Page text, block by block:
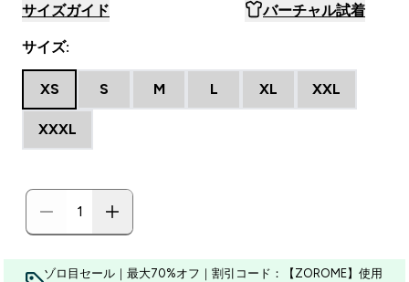
サイズガイド バーチャル試着
サイズ:
XS S M L XL XXL
XXXL
ゾロ目セール｜最大70%オフ｜割引コード：【ZOROME】使用